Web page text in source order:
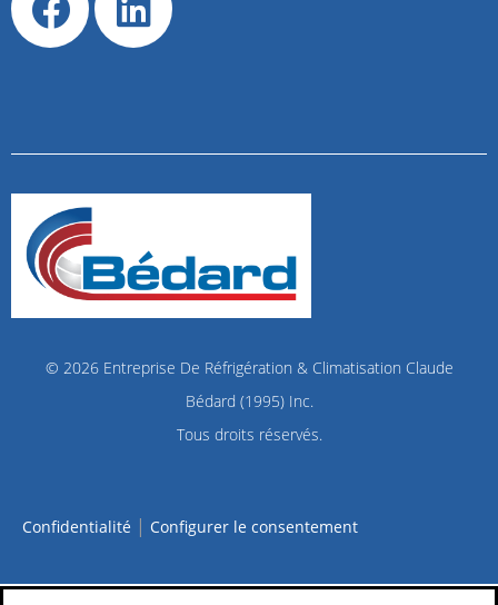
© 2026 Entreprise De Réfrigération & Climatisation Claude
Bédard (1995) Inc.
Tous droits réservés.
Confidentialité | Configurer le consentement